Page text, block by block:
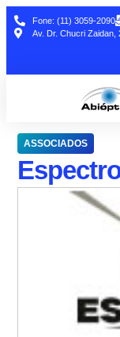
Fone: (11) 3059-2090
Av. Dr. Chucri Zaidan,
ASSOCIADOS